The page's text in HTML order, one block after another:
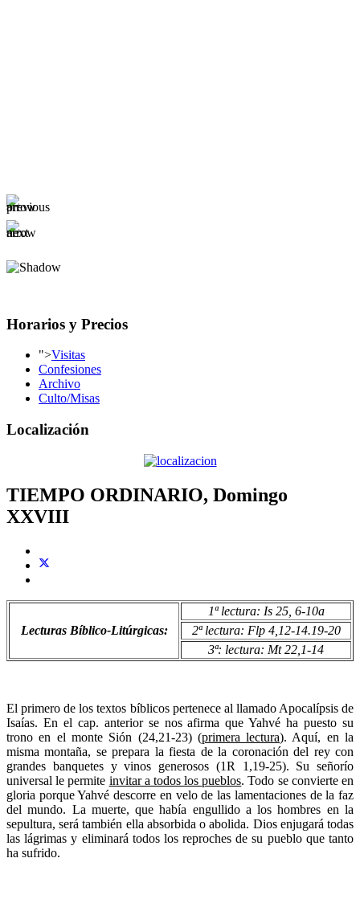
Horarios y Precios
">Visitas
Confesiones
Archivo
Culto/Misas
Localización
TIEMPO ORDINARIO, Domingo
XXVIII
Lecturas Bíblico-Litúrgicas:
1ª lectura: Is 25, 6-10a
2ª lectura: Flp 4,12-14.19-20
3ª: lectura: Mt 22,1-14
El primero de los textos bíblicos pertenece al llamado Apocalípsis de
Isaías. En el cap. anterior se nos afirma que Yahvé ha puesto su
trono en el monte Sión (24,21-23) (primera lectura). Aquí, en la
misma montaña, se prepara la fiesta de la coronación del rey con
grandes banquetes y vinos generosos (1R 1,19-25). Su señorío
universal le permite invitar a todos los pueblos. Todo se convierte en
gloria porque Yahvé descorre en velo de las lamentaciones de la faz
del mundo. La muerte, que había engullido a los hombres en la
sepultura, será también ella absorbida o abolida. Dios enjugará todas
las lágrimas y eliminará todos los reproches de su pueblo que tanto
ha sufrido.